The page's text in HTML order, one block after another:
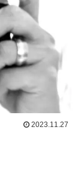
2023.11.27